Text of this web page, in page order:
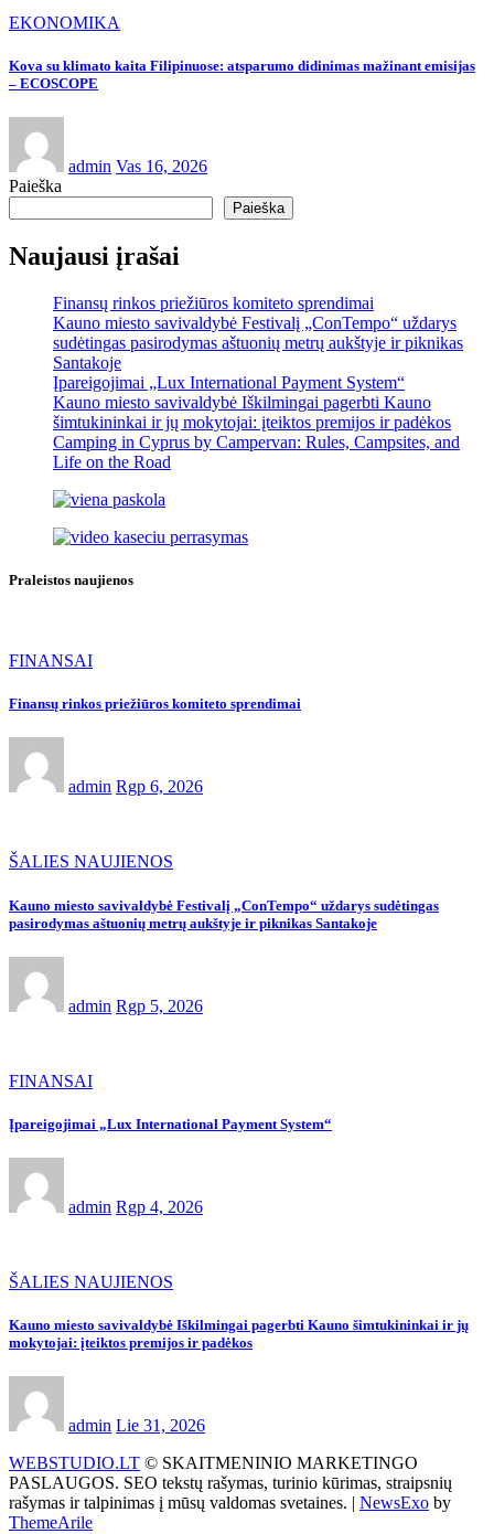
EKONOMIKA
Kova su klimato kaita Filipinuose: atsparumo didinimas mažinant emisijas
– ECOSCOPE
admin Vas 16, 2026
Paieška
Paieška
Naujausi įrašai
Finansų rinkos priežiūros komiteto sprendimai
Kauno miesto savivaldybė Festivalį „ConTempo“ uždarys
sudėtingas pasirodymas aštuonių metrų aukštyje ir piknikas
Santakoje
Įpareigojimai „Lux International Payment System“
Kauno miesto savivaldybė Iškilmingai pagerbti Kauno
šimtukininkai ir jų mokytojai: įteiktos premijos ir padėkos
Camping in Cyprus by Campervan: Rules, Campsites, and
Life on the Road
Praleistos naujienos
FINANSAI
Finansų rinkos priežiūros komiteto sprendimai
admin Rgp 6, 2026
ŠALIES NAUJIENOS
Kauno miesto savivaldybė Festivalį „ConTempo“ uždarys sudėtingas
pasirodymas aštuonių metrų aukštyje ir piknikas Santakoje
admin Rgp 5, 2026
FINANSAI
Įpareigojimai „Lux International Payment System“
admin Rgp 4, 2026
ŠALIES NAUJIENOS
Kauno miesto savivaldybė Iškilmingai pagerbti Kauno šimtukininkai ir jų
mokytojai: įteiktos premijos ir padėkos
admin Lie 31, 2026
WEBSTUDIO.LT © SKAITMENINIO MARKETINGO
PASLAUGOS. SEO tekstų rašymas, turinio kūrimas, straipsnių
rašymas ir talpinimas į mūsų valdomas svetaines. | NewsExo by
ThemeArile